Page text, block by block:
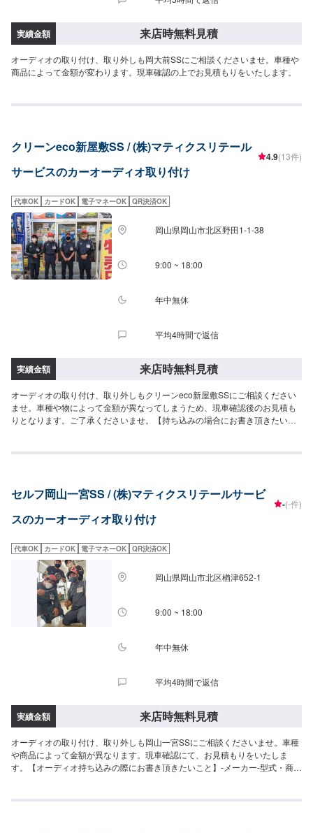
実績金額 来店時無料見積
オーディオの取り付け、取り外しも岡大前SSにご相談くださいませ。車種や
商品によって金額が変わります。現車確認の上でお見積もりをいたします。
クリーンeco新屋敷SS / (株)マティクスリテール
サービスのカーオーディオ取り付け
4.9(13件)
代車OK カードOK 電子マネーOK QR決済OK
岡山県岡山市北区野田1-1-38
9:00 ~ 18:00
年中無休
平均4時間で返信
実績金額 来店時無料見積
オーディオの取り付け、取り外しもクリーンeco新屋敷SSにご相談ください
ませ。車種や物によって金額が異なってしまうため、現車確認後のお見積も
りとなります。ご了承くださいませ。【持ち込みの場合にお書き頂きたいこ
お見積もりをいたします。
セルフ岡山一宮SS / (株)マティクスリテールサービ
スのカーオーディオ取り付け
-(-件)
代車OK カードOK 電子マネーOK QR決済OK
岡山県岡山市北区楢津652-1
9:00 ~ 18:00
年中無休
平均4時間で返信
実績金額 来店時無料見積
オーディオの取り付け、取り外しも岡山一宮SSにご相談くださいませ。車種
や商品によって金額が異なります。現車確認にて、お見積もりをいたしま
す。【オーディオ持ち込みの際にお書き頂きたいこと】-メーカー-型式・商品